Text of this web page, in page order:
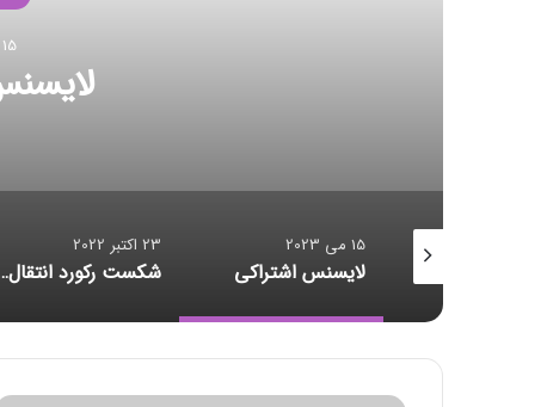
لایسنس اشتراکی
23 اکتبر 2022 23 اکتبر 2022